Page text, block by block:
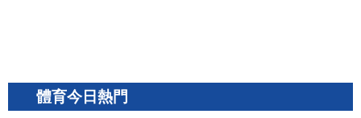
體育今日熱門